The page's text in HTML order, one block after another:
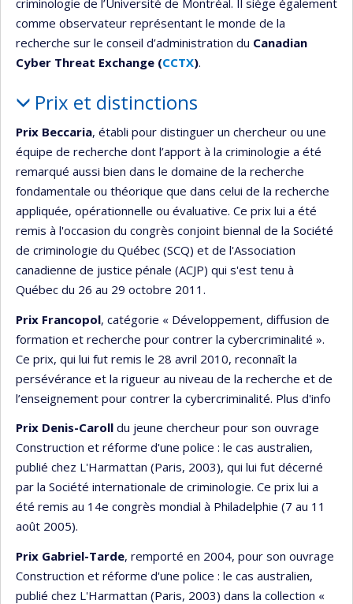
comme observateur représentant le monde de la
recherche sur le conseil d’administration du Canadian
Cyber Threat Exchange (CCTX).
Prix et distinctions
Prix Beccaria, établi pour distinguer un chercheur ou une
équipe de recherche dont l’apport à la criminologie a été
remarqué aussi bien dans le domaine de la recherche
fondamentale ou théorique que dans celui de la recherche
appliquée, opérationnelle ou évaluative. Ce prix lui a été
remis à l'occasion du congrès conjoint biennal de la Société
de criminologie du Québec (SCQ) et de l'Association
canadienne de justice pénale (ACJP) qui s'est tenu à
Québec du 26 au 29 octobre 2011.
Prix Francopol, catégorie « Développement, diffusion de
formation et recherche pour contrer la cybercriminalité ».
Ce prix, qui lui fut remis le 28 avril 2010, reconnaît la
persévérance et la rigueur au niveau de la recherche et de
l’enseignement pour contrer la cybercriminalité. Plus d'info
Prix Denis-Caroll du jeune chercheur pour son ouvrage
Construction et réforme d'une police : le cas australien,
publié chez L'Harmattan (Paris, 2003), qui lui fut décerné
par la Société internationale de criminologie. Ce prix lui a
été remis au 14e congrès mondial à Philadelphie (7 au 11
août 2005).
Prix Gabriel-Tarde, remporté en 2004, pour son ouvrage
Construction et réforme d'une police : le cas australien,
publié chez L'Harmattan (Paris, 2003) dans la collection «